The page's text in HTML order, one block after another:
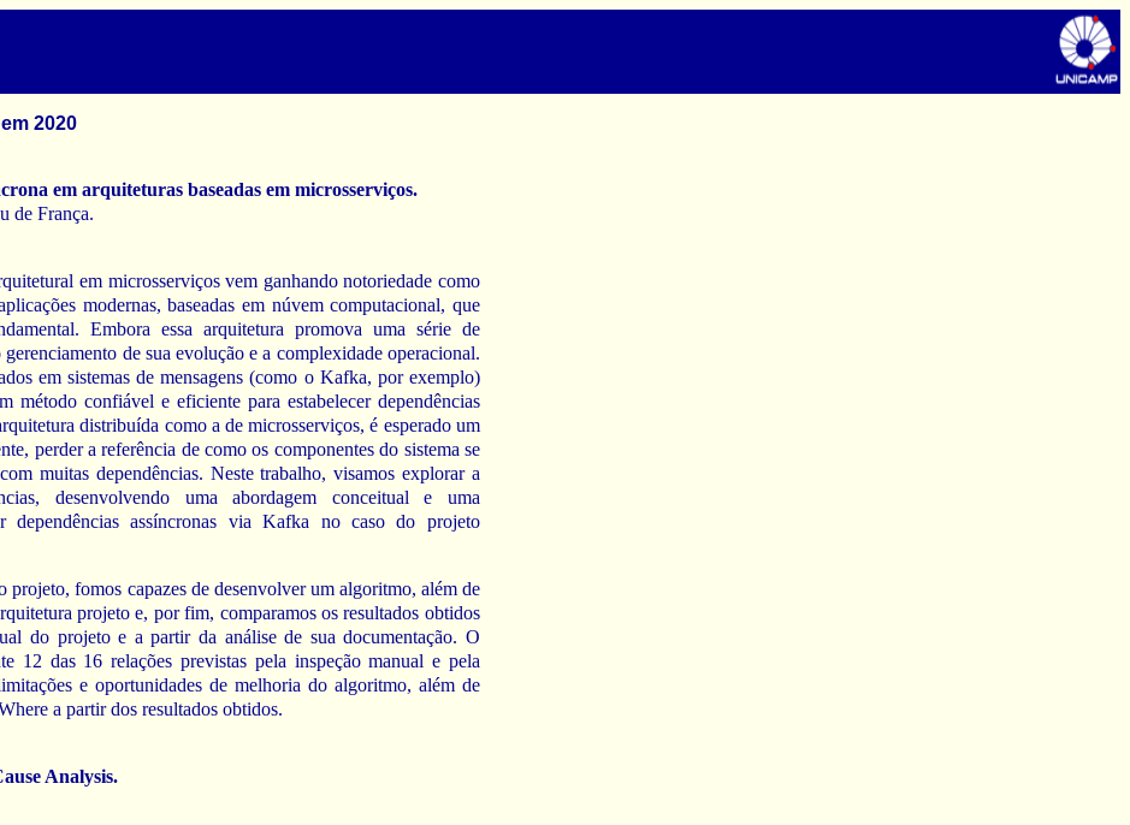
2020
em arquiteturas baseadas em microsserviços.
de França.
em microsserviços vem ganhando notoriedade como
modernas, baseadas em núvem computacional, que
Embora essa arquitetura promova uma série de
de sua evolução e a complexidade operacional.
em sistemas de mensagens (como o Kafka, por exemplo)
método confiável e eficiente para estabelecer dependências
distribuída como a de microsserviços, é esperado um
perder a referência de como os componentes do sistema se
muitas dependências. Neste trabalho, visamos explorar a
desenvolvendo uma abordagem conceitual e uma
dependências assíncronas via Kafka no caso do projeto
fomos capazes de desenvolver um algoritmo, além de
projeto e, por fim, comparamos os resultados obtidos
do projeto e a partir da análise de sua documentação. O
12 das 16 relações previstas pela inspeção manual e pela
e oportunidades de melhoria do algoritmo, além de
a partir dos resultados obtidos.
Analysis.